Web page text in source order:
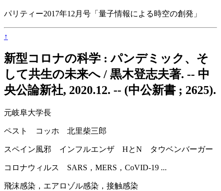
パリティー2017年12月号「量子情報による時空の創発」
↑
新型コロナの科学 : パンデミック、そ
して共生の未来へ / 黒木登志夫著. -- 中
央公論新社, 2020.12. -- (中公新書 ; 2625).
元岐阜大学長
ペスト コッホ 北里柴三郎
スペイン風邪 インフルエンザ HとN タウベンバーガー
コロナウィルス SARS，MERS，CoVID-19 ...
飛沫感染，エアロゾル感染，接触感染